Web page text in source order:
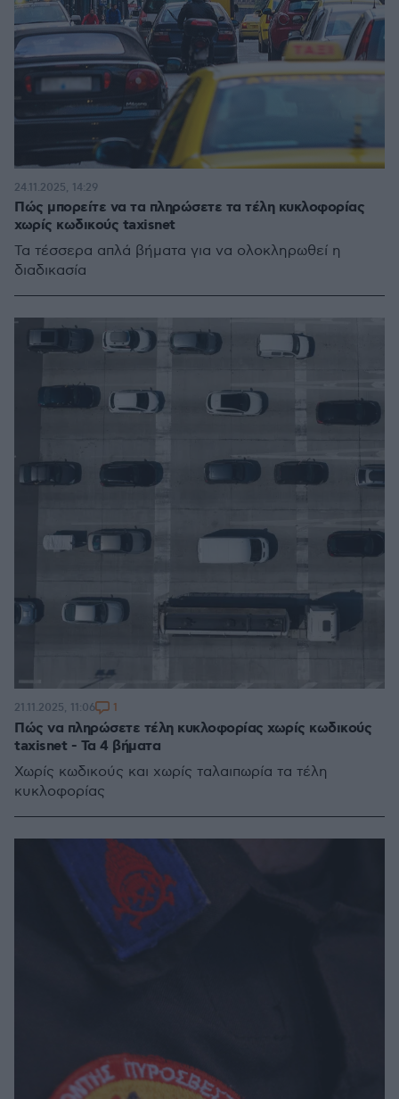
Πώς μπορείτε να τα πληρώσετε τα τέλη κυκλοφορίας
χωρίς κωδικούς taxisnet
Τα τέσσερα απλά βήματα για να ολοκληρωθεί η
διαδικασία
24.11.2025, 14:29
Πώς να πληρώσετε τέλη κυκλοφορίας χωρίς κωδικούς
taxisnet - Τα 4 βήματα
Χωρίς κωδικούς και χωρίς ταλαιπωρία τα τέλη
κυκλοφορίας
21.11.2025, 11:06 1